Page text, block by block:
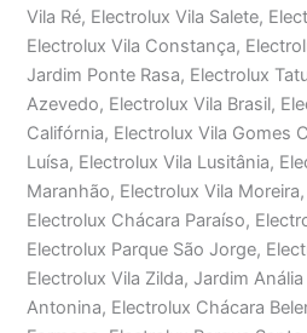
Vila Ré, Electrolux Vila Salete,
Electrolux Vila Constança,
Jardim Ponte Rasa, Electrolux
Azevedo, Electrolux Vila Brasil,
Califórnia, Electrolux Vila Gomes
Luísa, Electrolux Vila Lusitânia,
Maranhão, Electrolux Vila
Electrolux Chácara Paraíso,
Electrolux Parque São Jorge,
Electrolux Vila Zilda, Jardim
Antonina, Electrolux Chácara